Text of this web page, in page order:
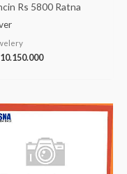
Rs 5800 Ratna
10.150.000